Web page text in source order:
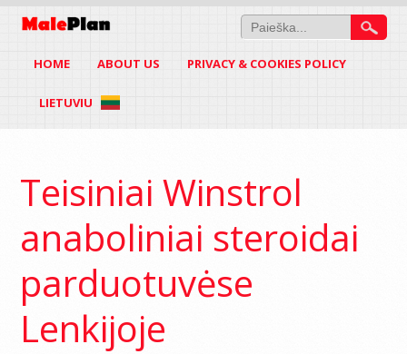
HOME ABOUT US PRIVACY & COOKIES POLICY
LIETUVIU
Teisiniai Winstrol
anaboliniai steroidai
parduotuvėse
Lenkijoje